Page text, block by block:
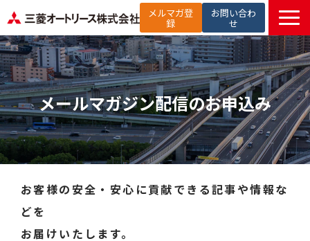
メルマガ登
録
お問い合わ
せ
TOP
提供サービス
解決したい課題から探す
選ばれる理由
お役立ち記事
お知らせ
メールマガジン配信のお申込み
お客様の安全・安心に貢献できる記事や情報な
どを
お届けいたします。